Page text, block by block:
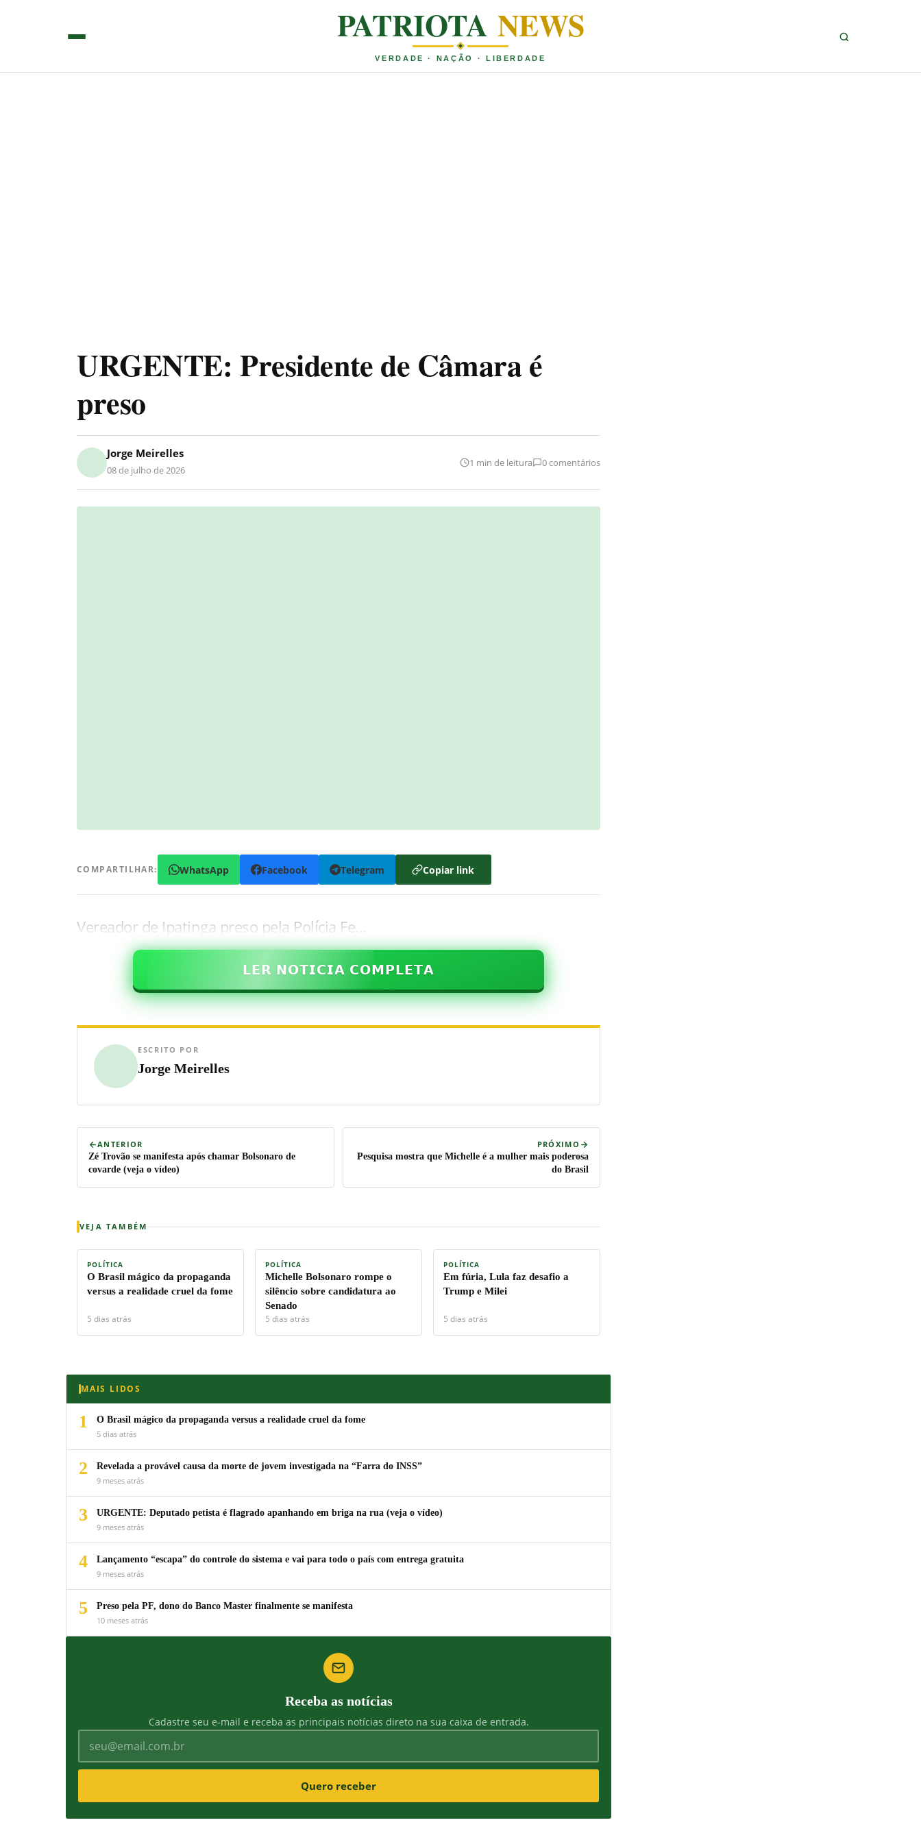
PATRIOTA NEWS
VERDADE · NAÇÃO · LIBERDADE
URGENTE: Presidente de Câmara é
preso
Jorge Meirelles
08 de julho de 2026
1 min de leitura 0 comentários
COMPARTILHAR: WhatsApp Facebook Telegram Copiar link
Vereador de Ipatinga preso pela Polícia Fe…
𝗟𝗘𝗥 𝗡𝗢𝗧𝗜𝗖𝗜𝗔 𝗖𝗢𝗠𝗣𝗟𝗘𝗧𝗔
ESCRITO POR
Jorge Meirelles
ANTERIOR
Zé Trovão se manifesta após chamar Bolsonaro de
covarde (veja o vídeo)
PRÓXIMO
Pesquisa mostra que Michelle é a mulher mais poderosa
do Brasil
VEJA TAMBÉM
POLÍTICA
O Brasil mágico da propaganda
versus a realidade cruel da fome
5 dias atrás
POLÍTICA
Michelle Bolsonaro rompe o
silêncio sobre candidatura ao
Senado
5 dias atrás
POLÍTICA
Em fúria, Lula faz desafio a
Trump e Milei
5 dias atrás
MAIS LIDOS
1
O Brasil mágico da propaganda versus a realidade cruel da fome
5 dias atrás
2
Revelada a provável causa da morte de jovem investigada na “Farra do INSS”
9 meses atrás
3
URGENTE: Deputado petista é flagrado apanhando em briga na rua (veja o vídeo)
9 meses atrás
4
Lançamento “escapa” do controle do sistema e vai para todo o país com entrega gratuita
9 meses atrás
5
Preso pela PF, dono do Banco Master finalmente se manifesta
10 meses atrás
Receba as notícias
Cadastre seu e-mail e receba as principais notícias direto na sua caixa de entrada.
Quero receber